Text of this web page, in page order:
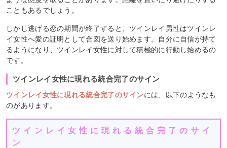
こともあるでしょう。
しかし逃げる恋の期間が終了すると、ツインレイ男性はツインレ
イ女性へ愛の証明として合図を送り始めます。自分に自信が持て
るようになり、ツインレイ女性に対して積極的に行動し始めるの
です。
ツインレイ女性に現れる統合完了のサイン
ツインレイ女性に現れる統合完了のサインには、以下のようなも
のがあります。
ツインレイ女性に現れる統合完了のサイ
ン